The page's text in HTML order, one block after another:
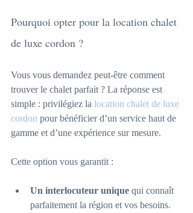
Pourquoi opter pour la location chalet
de luxe cordon ?
Vous vous demandez peut-être comment
trouver le chalet parfait ? La réponse est
simple : privilégiez la location chalet de luxe
cordon pour bénéficier d’un service haut de
gamme et d’une expérience sur mesure.
Cette option vous garantit :
Un interlocuteur unique qui connaît
parfaitement la région et vos besoins.